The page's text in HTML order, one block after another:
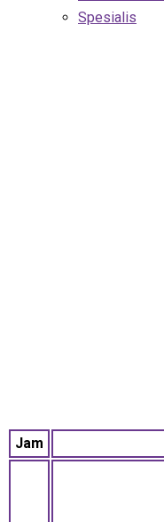
Spesialis
Jam